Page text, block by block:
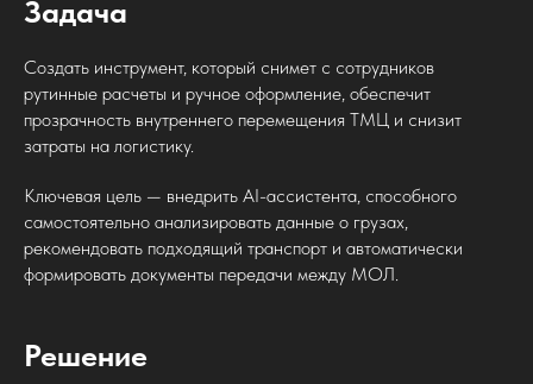
Задача
Создать инструмент, который снимет с сотрудников
рутинные расчеты и ручное оформление, обеспечит
прозрачность внутреннего перемещения ТМЦ и снизит
затраты на логистику.
Ключевая цель — внедрить AI-ассистента, способного
самостоятельно анализировать данные о грузах,
рекомендовать подходящий транспорт и автоматически
формировать документы передачи между МОЛ.
Решение